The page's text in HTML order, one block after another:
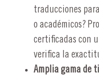
traducciones
o académicos?
certificadas con
verifica la
Amplia gama de